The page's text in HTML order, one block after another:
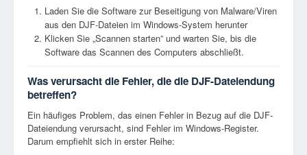
Laden Sie die Software zur Beseitigung von Malware/Viren
aus den DJF-Dateien im Windows-System herunter
Klicken Sie „Scannen starten” und warten Sie, bis die
Software das Scannen des Computers abschließt.
Was verursacht die Fehler, die die DJF-Dateiendung
betreffen?
Ein häufiges Problem, das einen Fehler in Bezug auf die DJF-
Dateiendung verursacht, sind Fehler im Windows-Register.
Darum empfiehlt sich in erster Reihe: